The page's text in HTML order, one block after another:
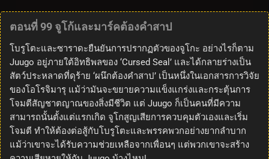
ตอนที่ 99 จูโก้และมาร์คต้องคำสาป
โบรูโตะและซาราดะยืนยันการปรากฏตัวของจูโกะ อย่างไรก็ตาม
Juugo อยู่ภายใต้อิทธิพลของ ‘Cursed Seal’ และได้กลายร่างเป็น
สัตว์ประหลาดที่ดุร้าย ‘ผนึกต้องคำสาป’ เป็นหนึ่งในเอกสารการวิจัย
ของโอโรจิมารุ แม้ว่ามันจะขยายความแข็งแกร่งและกระตุ้นการ
โจมตีสัญชาตญาณของสิ่งมีชีวิต แต่ Juugo ก็เป็นคนที่มีความ
สามารถนั้นตั้งแต่แรกเกิด จูโกสูญเสียการควบคุมตัวเองและเริ่ม
โจมตี ทำให้ต้องต่อสู้กับโบรูโตะและพรรคพวกอย่างยากลำบาก
แม้ว่าเขาจะได้รับความช่วยเหลือจากเพื่อนๆ แต่พวกเขาจะสร้าง